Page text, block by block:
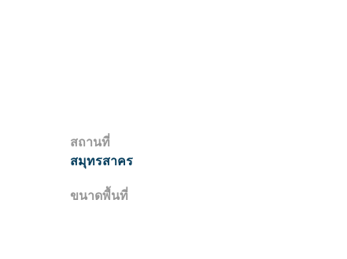
สถานที่
สมุทรสาคร
ขนาดพื้นที่